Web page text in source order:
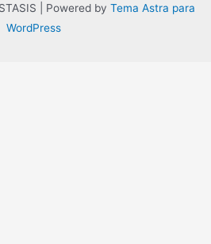
| Powered by Tema Astra para
WordPress